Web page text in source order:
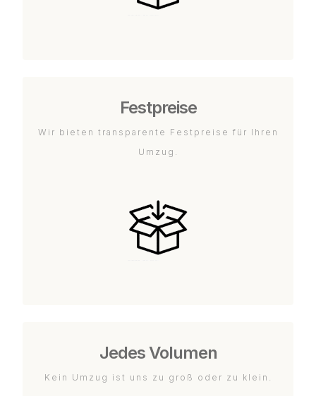
Festpreise
Wir bieten transparente Festpreise für Ihren
Umzug.
Jedes Volumen
Kein Umzug ist uns zu groß oder zu klein.